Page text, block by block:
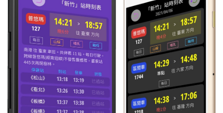
楠梓 16:01 16:06 準時到
橋頭 16:10 16:12 準時到
岡山 16:15 16:17 準時到
路竹 16:24 準時到
大湖 16:27 16:28 準時到
中洲 16:33 16:38 準時到